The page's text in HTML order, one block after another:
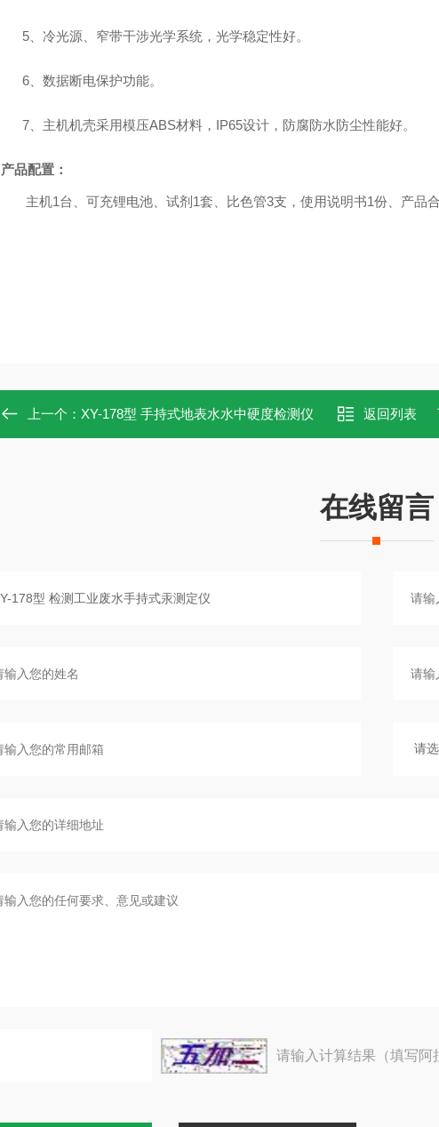
5、冷光源、窄带干涉光学系统，光学稳定性好。
6、数据断电保护功能。
7、主机机壳采用模压ABS材料， IP65设计，防腐防水防尘性能好。
产品配置：
主机1台、 可充锂电池、试剂 1套、比色管3支，使用说明书1份、产品
上一个： XY-178型 手持式地表水水中硬度检测仪 返回列表
在线留言
请输入计算结果（填写阿